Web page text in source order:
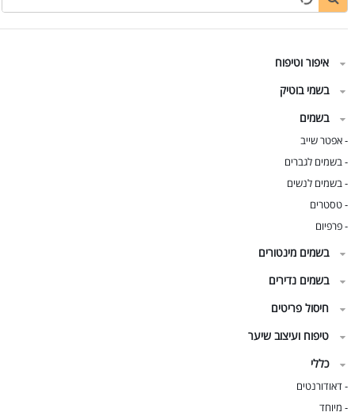
איפור וטיפוח
בשמי בוטיק
בשמים
-אפטר שייב
-בשמים לגברים
-בשמים לנשים
-טסטרים
-פרפיום
בשמים מינטורים
בשמים נדירים
חיסול פריטים
טיפוח ועיצוב שיער
כללי
-דאודורנטים
- מיוחד